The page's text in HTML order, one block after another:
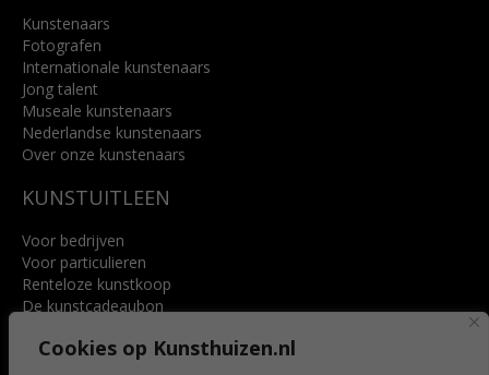
Cookies op Kunsthuizen.nl
Kunstenaars
Fotografen
Internationale kunstenaars
Jong talent
Museale kunstenaars
Nederlandse kunstenaars
Over onze kunstenaars
KUNSTUITLEEN
Voor bedrijven
Voor particulieren
Renteloze kunstkoop
De kunstcadeaubon
Voordelen